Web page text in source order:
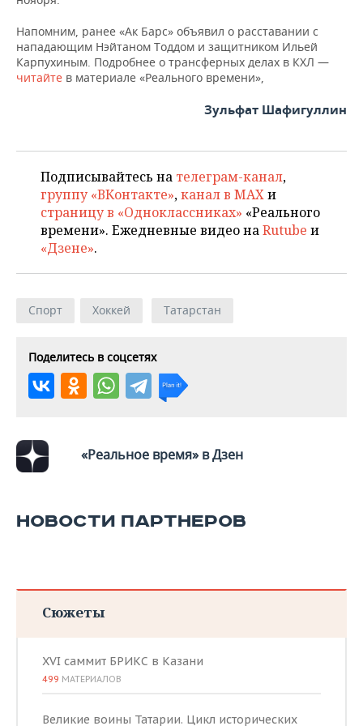
Напомним, ранее «Ак Барс» объявил о расставании с
нападающим Нэйтаном Тоддом и защитником Ильей
Карпухиным. Подробнее о трансферных делах в КХЛ —
читайте в материале «Реального времени»,
Зульфат Шафигуллин
Подписывайтесь на телеграм-канал,
группу «ВКонтакте»,канал в MAXи
страницу в «Одноклассниках» «Реального
времени». Ежедневные видео наRutube и
«Дзене».
Спорт Хоккей Татарстан
Поделитесь в соцсетях
«Реальное время» в Дзен
НОВОСТИ ПАРТНЕРОВ
Сюжеты
XVI саммит БРИКС в Казани
499 МАТЕРИАЛОВ
Великие воины Татарии. Цикл исторических